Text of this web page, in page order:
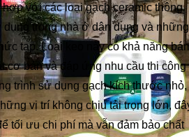
với các loại gạch ceramic thông
trong nhà ở dân dụng và những
tạp. Loại keo này có khả năng
cơ bản và đáp ứng nhu cầu thi công
trình sử dụng gạch kích thước nhỏ,
vị trí không chịu tải trọng lớn,
tối ưu chi phí mà vẫn đảm bảo chất